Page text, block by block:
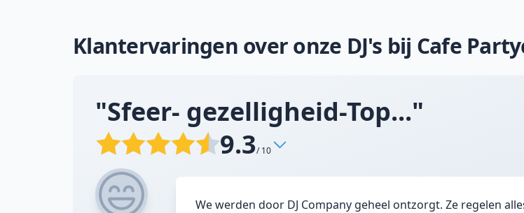
Klantervaringen over onze DJ's bij Cafe
"Sfeer- gezelligheid-Top..."
9.3/ 10
We werden door DJ Company geheel ontzorgt. Ze regelen